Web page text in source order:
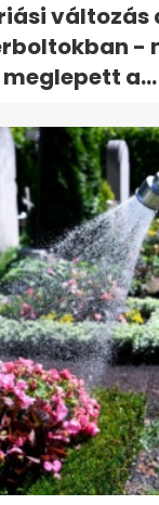
változás
-
meglepett a...